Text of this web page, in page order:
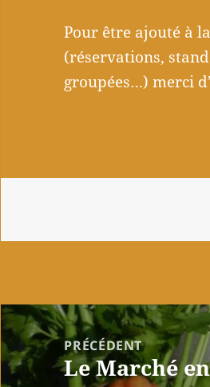
Pour être ajouté à
(réservations,
groupées…) merci
Navigation
de
l’article
PRÉCÉDENT
Article
Le Marché